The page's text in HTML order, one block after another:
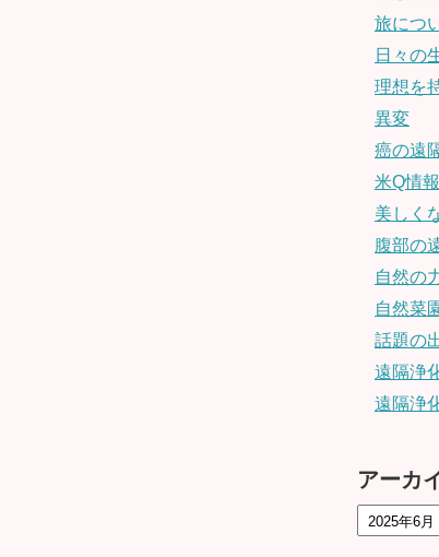
旅につ
日々の
理想を
異変
癌の遠
米Q情
美しく
腹部の
自然の
自然菜
話題の
遠隔浄
遠隔浄
アーカ